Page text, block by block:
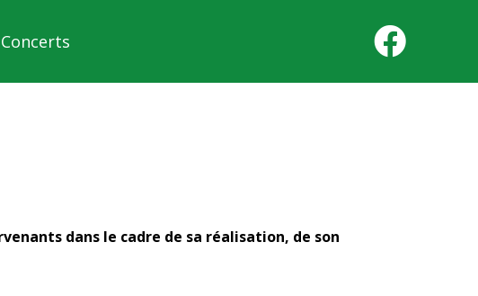
Concerts
dans le cadre de sa réalisation, de son